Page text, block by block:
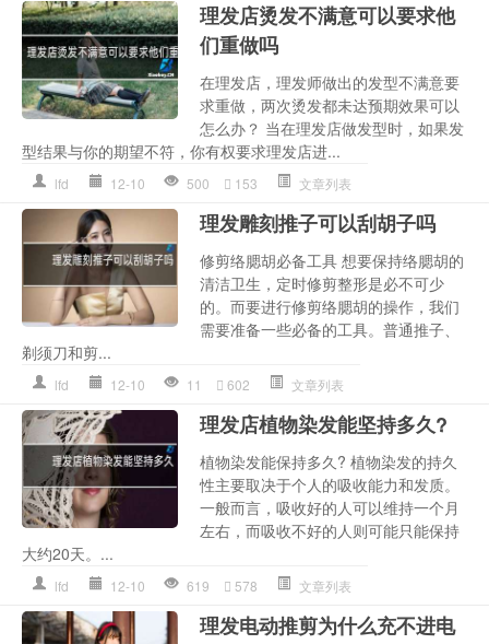
理发店烫发不满意可以要求他
们重做吗
在理发店，理发师做出的发型不满意要
求重做，两次烫发都未达预期效果可以
怎么办？ 当在理发店做发型时，如果发
型结果与你的期望不符，你有权要求理发店进...
lfd 12-10 500 153 文章列表
理发雕刻推子可以刮胡子吗
修剪络腮胡必备工具 想要保持络腮胡的
清洁卫生，定时修剪整形是必不可少
的。而要进行修剪络腮胡的操作，我们
需要准备一些必备的工具。普通推子、
剃须刀和剪...
lfd 12-10 11 602 文章列表
理发店植物染发能坚持多久?
植物染发能保持多久? 植物染发的持久
性主要取决于个人的吸收能力和发质。
一般而言，吸收好的人可以维持一个月
左右，而吸收不好的人则可能只能保持
大约20天。...
lfd 12-10 619 578 文章列表
理发电动推剪为什么充不进电